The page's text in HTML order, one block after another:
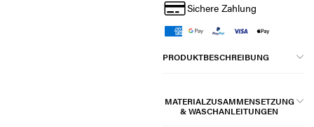
Sichere Zahlung
PRODUKTBESCHREIBUNG
MATERIALZUSAMMENSETZUNG
& WASCHANLEITUNGEN